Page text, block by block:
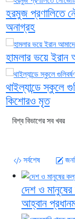
হরমুজ প্রণালিতে
অনাগ্রহ
হামলার ভয়ে ইরান
থাইল্যান্ডে স্কুলে
কিশোরও মৃত
বিশ্ব বিভাগের সব খবর
সর্বশেষ
দেশ ও মানুষের
আহ্বান